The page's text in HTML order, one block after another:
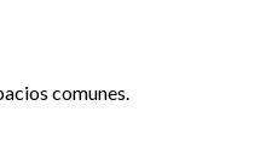
comunes.